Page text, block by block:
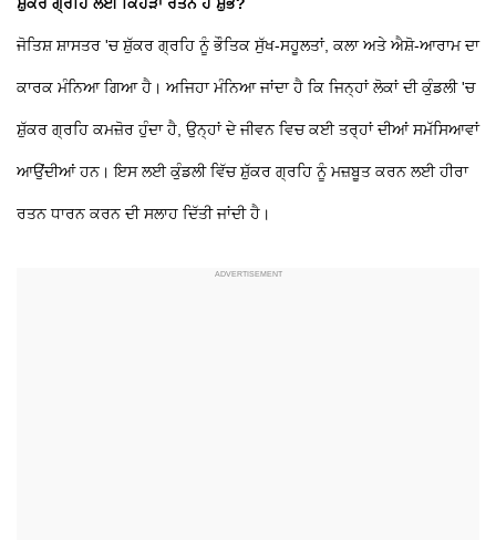
ਜੋਤਿਸ਼ ਸ਼ਾਸਤਰ 'ਚ ਸ਼ੁੱਕਰ ਗ੍ਰਹਿ ਨੂੰ ਭੌਤਿਕ ਸੁੱਖ-ਸਹੂਲਤਾਂ, ਕਲਾ ਅਤੇ ਐਸ਼ੋ-ਆਰਾਮ ਦਾ
ਕਾਰਕ ਮੰਨਿਆ ਗਿਆ ਹੈ। ਅਜਿਹਾ ਮੰਨਿਆ ਜਾਂਦਾ ਹੈ ਕਿ ਜਿਨ੍ਹਾਂ ਲੋਕਾਂ ਦੀ ਕੁੰਡਲੀ 'ਚ
ਸ਼ੁੱਕਰ ਗ੍ਰਹਿ ਕਮਜ਼ੋਰ ਹੁੰਦਾ ਹੈ, ਉਨ੍ਹਾਂ ਦੇ ਜੀਵਨ ਵਿਚ ਕਈ ਤਰ੍ਹਾਂ ਦੀਆਂ ਸਮੱਸਿਆਵਾਂ
ਆਉਂਦੀਆਂ ਹਨ। ਇਸ ਲਈ ਕੁੰਡਲੀ ਵਿੱਚ ਸ਼ੁੱਕਰ ਗ੍ਰਹਿ ਨੂੰ ਮਜ਼ਬੂਤ ਕਰਨ ਲਈ ਹੀਰਾ
ਰਤਨ ਧਾਰਨ ਕਰਨ ਦੀ ਸਲਾਹ ਦਿੱਤੀ ਜਾਂਦੀ ਹੈ।